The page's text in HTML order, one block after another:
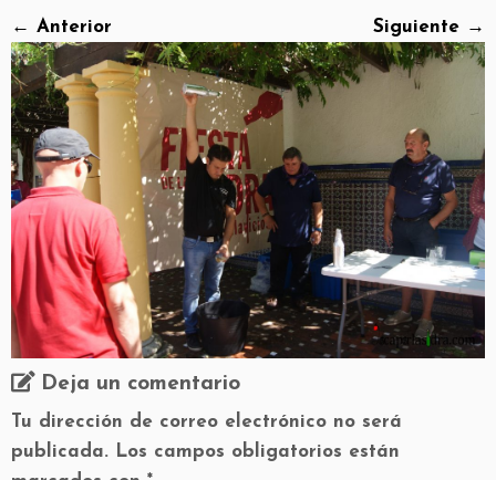
← Anterior Siguiente →
Deja un comentario
Tu dirección de correo electrónico no será
publicada. Los campos obligatorios están